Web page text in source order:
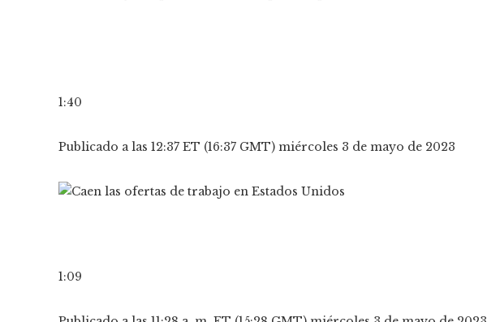
1:40
Publicado a las 12:37 ET (16:37 GMT) miércoles 3 de mayo de 2023
1:09